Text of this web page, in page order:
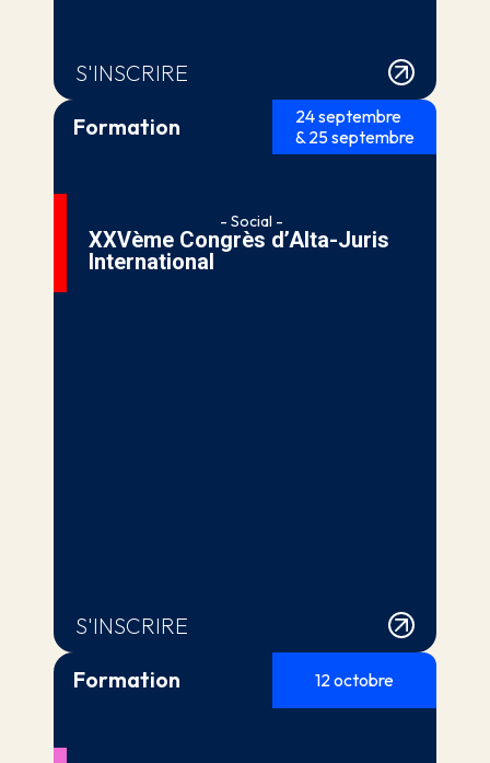
S'INSCRIRE
Formation
24 septembre
& 25 septembre
- Social -
XXVème Congrès d’Alta-Juris
International
S'INSCRIRE
Formation
12 octobre